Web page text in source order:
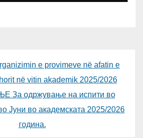
e provimeve në afatin e
në vitin akademik 2025/2026
За одржување на испити во
Јуни во академската 2025/2026
година.